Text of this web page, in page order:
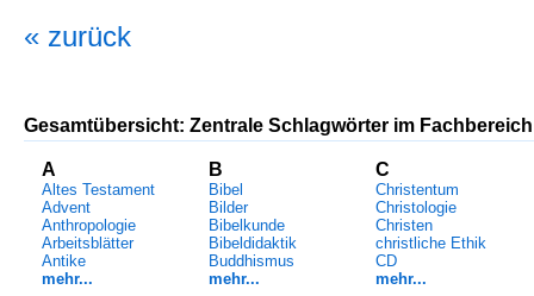
« zurück
Gesamtübersicht: Zentrale Schlagwörter im
A
Altes Testament
Advent
Anthropologie
Arbeitsblätter
Antike
mehr...
B
Bibel
Bilder
Bibelkunde
Bibeldidaktik
Buddhismus
mehr...
C
Christentum
Christologie
Christen
christliche Ethik
CD
mehr...